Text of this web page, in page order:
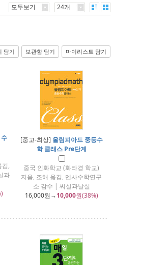
모두보기 24개
담기 보관함 담기 마이리스트 담기
김,
과
[중고-최상] 올림피아드 중등수
학 클래스 Pre단계
중국 인화학교 (화라경 학교)
지음, 조해 옮김, 멘사수학연구
소 감수 | 씨실과날실
16,000원→10,000원(38%)